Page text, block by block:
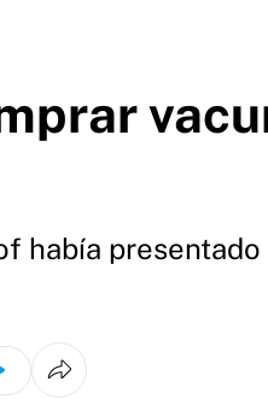
había